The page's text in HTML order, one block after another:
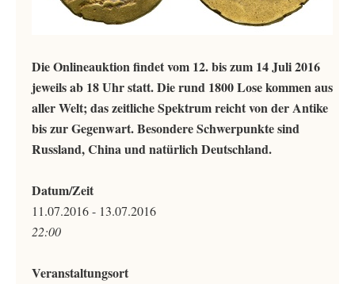
Die Onlineauktion findet vom 12. bis zum 14 Juli 2016
jeweils ab 18 Uhr statt. Die rund 1800 Lose kommen aus
aller Welt; das zeitliche Spektrum reicht von der Antike
bis zur Gegenwart. Besondere Schwerpunkte sind
Russland, China und natürlich Deutschland.
Datum/Zeit
11.07.2016 - 13.07.2016
22:00
Veranstaltungsort